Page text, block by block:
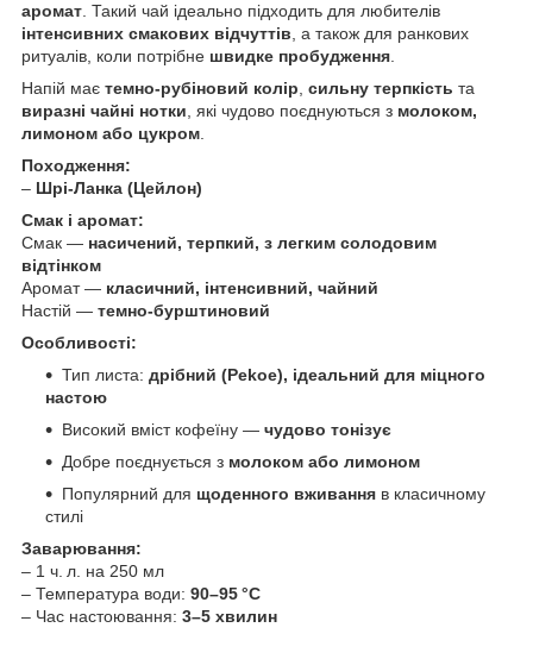
аромат. Такий чай ідеально підходить для любителів
інтенсивних смакових відчуттів, а також для ранкових
ритуалів, коли потрібне швидке пробудження.
Напій має темно-рубіновий колір, сильну терпкість та
виразні чайні нотки, які чудово поєднуються з молоком,
лимоном або цукром.
Походження:
– Шрі-Ланка (Цейлон)
Смак і аромат:
Смак — насичений, терпкий, з легким солодовим
відтінком
Аромат — класичний, інтенсивний, чайний
Настій — темно-бурштиновий
Особливості:
Тип листа: дрібний (Pekoe), ідеальний для міцного
настою
Високий вміст кофеїну — чудово тонізує
Добре поєднується з молоком або лимоном
Популярний для щоденного вживання в класичному
стилі
Заварювання:
– 1 ч. л. на 250 мл
– Температура води: 90–95 °C
– Час настоювання: 3–5 хвилин